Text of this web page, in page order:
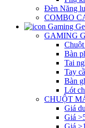
Đèn Năng
COMBO
GAMING
Bàn
Tai
Tay
Bàn
Lót
CHUỘT
Giá
Giá
Giá